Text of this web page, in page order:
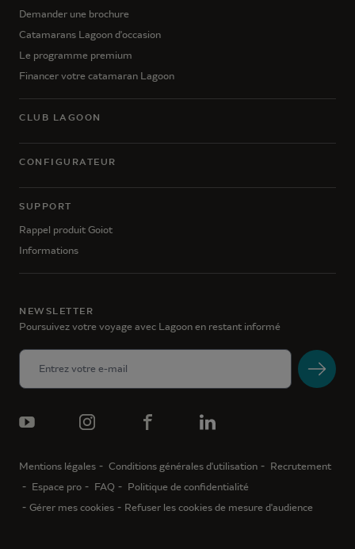
Demander une brochure
Catamarans Lagoon d'occasion
Le programme premium
Financer votre catamaran Lagoon
CLUB LAGOON
CONFIGURATEUR
SUPPORT
Rappel produit Goiot
Informations
NEWSLETTER
Poursuivez votre voyage avec Lagoon en restant informé
Mentions légales Conditions générales d'utilisation
Recrutement
Espace pro
FAQ
Politique de confidentialité
Gérer mes cookies
Refuser les cookies de mesure d'audience